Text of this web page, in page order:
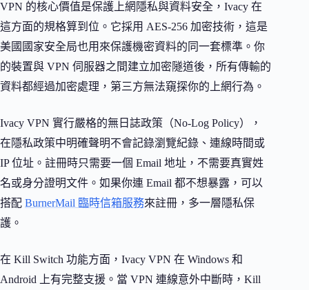
VPN 的核心價值是保護上網隱私與資料安全，Ivacy 在
這方面的規格算到位。它採用 AES-256 加密技術，這是
美國國家安全局也用來保護機密資料的同一套標準。你
的裝置與 VPN 伺服器之間建立加密隧道後，所有傳輸的
資料都經過加密處理，第三方無法窺探你的上網行為。
Ivacy VPN 實行嚴格的無日誌政策（No-Log Policy），
在隱私政策中明確聲明不會記錄瀏覽紀錄、連線時間或
IP 位址。註冊時只需要一個 Email 地址，不需要真實姓
名或身分證明文件。如果你連 Email 都不想暴露，可以
搭配 BurnerMail 臨時信箱服務來註冊，多一層隱私保
護。
在 Kill Switch 功能方面，Ivacy VPN 在 Windows 和
Android 上有完整支援。當 VPN 連線意外中斷時，Kill